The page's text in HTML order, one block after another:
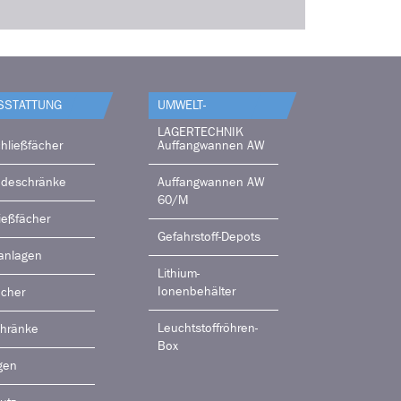
UMWELT-
LAGERTECHNIK
Auffangwannen AW
Auffangwannen AW
60/M
Gefahrstoff-Depots
Lithium-
Ionenbehälter
Leuchtstoffröhren-
Box